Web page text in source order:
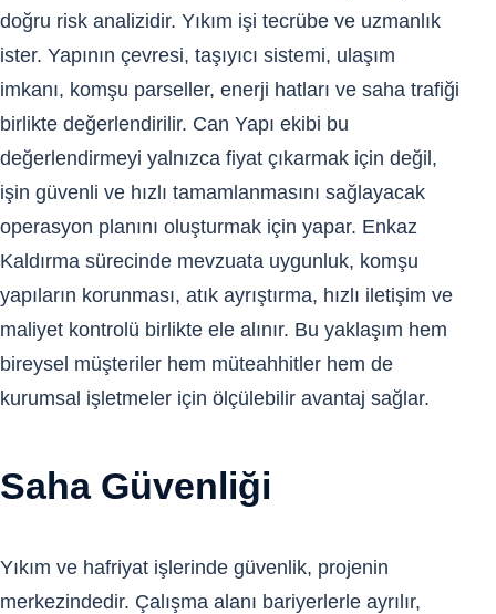
doğru risk analizidir. Yıkım işi tecrübe ve uzmanlık
ister. Yapının çevresi, taşıyıcı sistemi, ulaşım
imkanı, komşu parseller, enerji hatları ve saha trafiği
birlikte değerlendirilir. Can Yapı ekibi bu
değerlendirmeyi yalnızca fiyat çıkarmak için değil,
işin güvenli ve hızlı tamamlanmasını sağlayacak
operasyon planını oluşturmak için yapar. Enkaz
Kaldırma sürecinde mevzuata uygunluk, komşu
yapıların korunması, atık ayrıştırma, hızlı iletişim ve
maliyet kontrolü birlikte ele alınır. Bu yaklaşım hem
bireysel müşteriler hem müteahhitler hem de
kurumsal işletmeler için ölçülebilir avantaj sağlar.
Saha Güvenliği
Yıkım ve hafriyat işlerinde güvenlik, projenin
merkezindedir. Çalışma alanı bariyerlerle ayrılır,